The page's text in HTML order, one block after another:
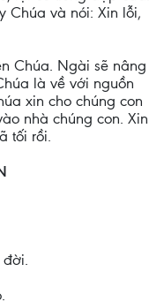
Chúa và nói: Xin lỗi,
Chúa. Ngài sẽ nâng
là về với nguồn
xin cho chúng con
nhà chúng con. Xin
tối rồi.
đời.